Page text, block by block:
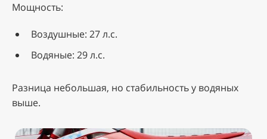
Мощность:
Воздушные: 27 л.с.
Водяные: 29 л.с.
Разница небольшая, но стабильность у водяных
выше.